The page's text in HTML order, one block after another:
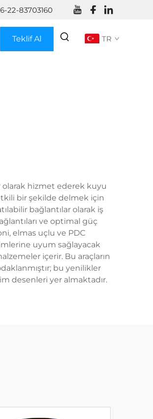
22-83703160
Teklif Al TR
olarak hizmet ederek kuyu
bir şekilde delmek için
bağlantılar olarak iş
ve optimal güç
elmas uçlu ve PDC
uyum sağlayacak
içerir. Bu araçların
bu yenilikler
desenleri yer almaktadır.